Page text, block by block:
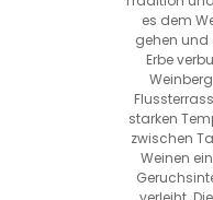
es dem
gehen und
Erbe
starken
zwischen
Weinen